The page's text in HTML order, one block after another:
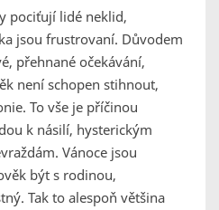
pociťují lidé neklid,
jsou frustrovaní. Důvodem
přehnané očekávání,
není schopen stihnout,
To vše je příčinou
k násilí, hysterickým
Vánoce jsou
být s rodinou,
Tak to alespoň většina